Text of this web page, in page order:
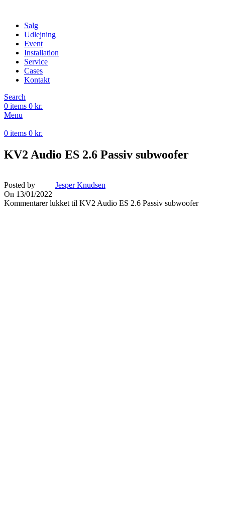
Salg
Udlejning
Event
Installation
Service
Cases
Kontakt
Search
0 items 0 kr.
Menu
0 items 0 kr.
KV2 Audio ES 2.6 Passiv subwoofer
Posted by
Jesper Knudsen
On 13/01/2022
Kommentarer lukket til KV2 Audio ES 2.6 Passiv subwoofer